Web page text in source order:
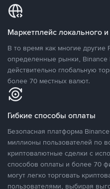
Маркетплейс локального
В то время как многие
определенные рынки, Binance
действительно глобальную
более 70 местных валют.
Гибкие способы оплаты
Безопасная платформа
миллионы пользователей по
криптовалютные сделки с
способов оплаты и более 70
могут легко торговать
пользователями, выбирая